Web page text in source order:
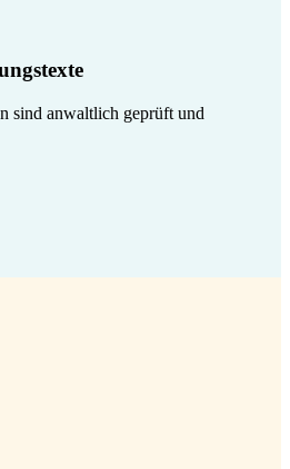
sind anwaltlich geprüft und